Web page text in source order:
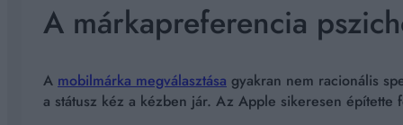
A márkapreferencia
A mobilmárka megválasztása gyakran nem racionális
a státusz kéz a kézben jár. Az Apple sikeresen